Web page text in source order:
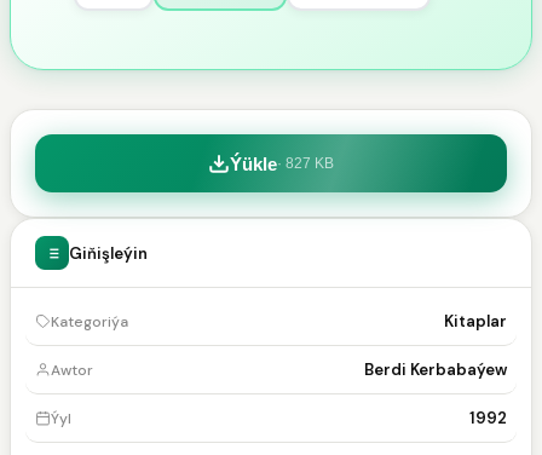
Ýükle· 827 KB
Giňişleýin
Kategoriýa Kitaplar
Awtor Berdi Kerbabaýew
Ýyl 1992